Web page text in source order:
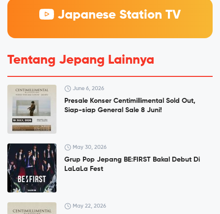
Japanese Station TV
Tentang Jepang Lainnya
June 6, 2026
Presale Konser Centimillimental Sold Out,
Siap-siap General Sale 8 Juni!
May 30, 2026
Grup Pop Jepang BE:FIRST Bakal Debut Di
LaLaLa Fest
May 22, 2026